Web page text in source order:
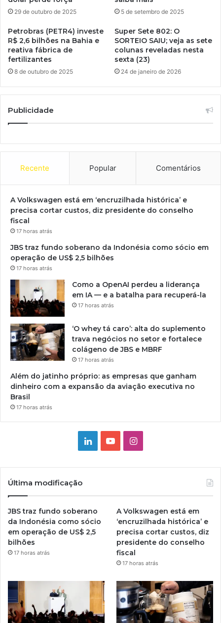
29 de outubro de 2025 5 de setembro de 2025
Petrobras (PETR4) investe
R$ 2,6 bilhões na Bahia e
reativa fábrica de
fertilizantes
8 de outubro de 2025
Super Sete 802: O
SORTEIO SAIU; veja as sete
colunas reveladas nesta
sexta (23)
24 de janeiro de 2026
Publicidade
Recente Popular Comentários
A Volkswagen está em ‘encruzilhada histórica’ e
precisa cortar custos, diz presidente do conselho
fiscal
17 horas atrás
JBS traz fundo soberano da Indonésia como sócio em
operação de US$ 2,5 bilhões
17 horas atrás
Como a OpenAI perdeu a liderança
em IA — e a batalha para recuperá-la
17 horas atrás
‘O whey tá caro’: alta do suplemento
trava negócios no setor e fortalece
colágeno de JBS e MBRF
17 horas atrás
Além do jatinho próprio: as empresas que ganham
dinheiro com a expansão da aviação executiva no
Brasil
17 horas atrás
LinkedinYouTubeInstagram
Última modificação
JBS traz fundo soberano
da Indonésia como sócio
em operação de US$ 2,5
bilhões
17 horas atrás
A Volkswagen está em
‘encruzilhada histórica’ e
precisa cortar custos, diz
presidente do conselho
fiscal
17 horas atrás